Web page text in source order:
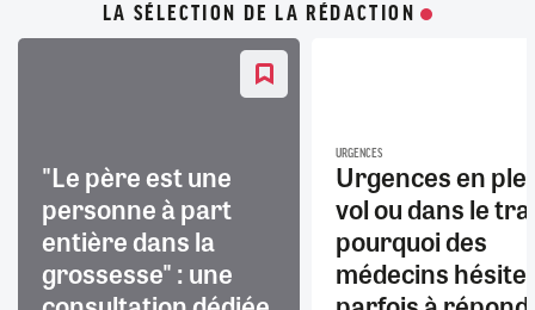
LA SÉLECTION DE LA RÉDACTION
"Le père est une
personne à part
entière dans la
grossesse" : une
URGENCES
Urgences en
vol ou dans le
pourquoi des
médecins